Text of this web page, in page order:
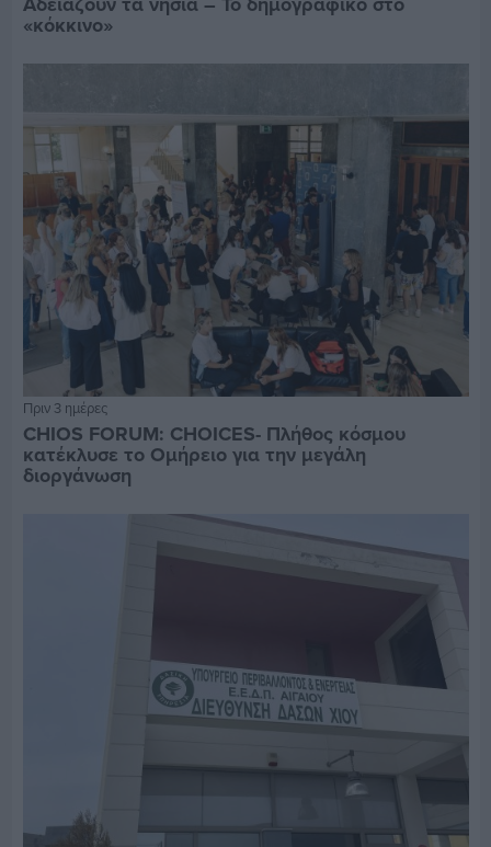
«κόκκινο»
Πριν 3 ημέρες
CHIOS FORUM: CHOICES- Πλήθος κόσμου
κατέκλυσε το Ομήρειο για την μεγάλη
διοργάνωση